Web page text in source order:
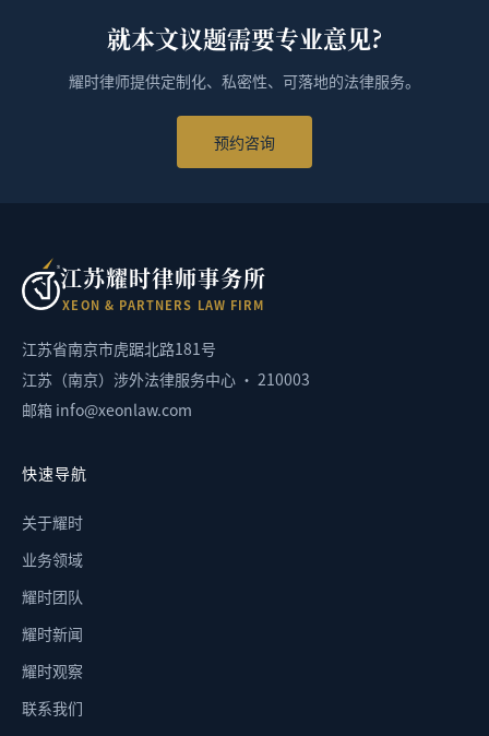
就本文议题需要专业意见?
耀时律师提供定制化、私密性、可落地的法律服务。
预约咨询
江苏耀时律师事务所
XEON & PARTNERS LAW FIRM
江苏省南京市虎踞北路181号
江苏（南京）涉外法律服务中心 · 210003
邮箱 info@xeonlaw.com
快速导航
关于耀时
业务领域
耀时团队
耀时新闻
耀时观察
联系我们